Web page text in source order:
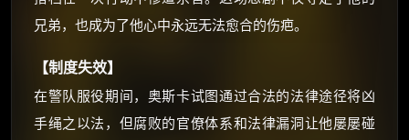
兄弟，也成为了他心中永远无法愈合的伤疤。
【制度失效】
在警队服役期间，奥斯卡试图通过合法的法律途径将凶
手绳之以法，但腐败的官僚体系和法律漏洞让他屡屡碰
☕ 海外大侠？通过 Ko-fi 赐茶